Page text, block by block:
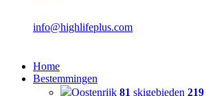
info@highlifeplus.com
Home
Bestemmingen
Oostenrijk 81 skigebieden 219